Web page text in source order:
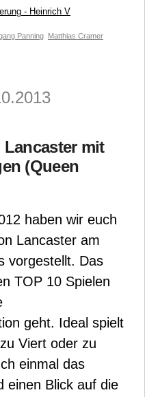
- Heinrich V
Panning Matthias Cramer
mit
(Queen
haben wir euch
Lancaster am
vorgestellt. Das
TOP 10 Spielen
geht. Ideal spielt
Viert oder zu
einmal das
einen Blick auf die